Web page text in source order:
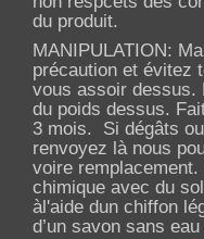
du produit.
MANIPULATION:
précaution et évitez
vous assoir dessus.
du poids dessus.
3 mois. Si dégâts
renvoyez là nous
voire
chimique avec du
àl'aide dun chiffon
d’un savon sans